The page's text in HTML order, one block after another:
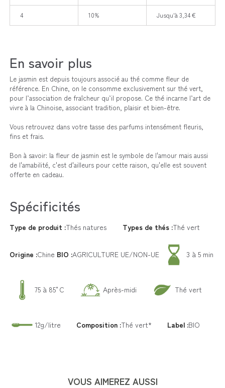
4 10% Jusqu'à 3,34 €
En savoir plus
Le jasmin est depuis toujours associé au thé comme fleur de
référence. En Chine, on le consomme exclusivement sur thé vert,
pour l’association de fraîcheur qu’il propose. Ce thé incarne l’art de
vivre à la Chinoise, associant tradition, plaisir et bien-être.
Vous retrouvez dans votre tasse des parfums intensément fleuris,
fins et frais.
Bon à savoir: la fleur de jasmin est le symbole de l'amour mais aussi
de l'amabilité, c'est d'ailleurs pour cette raison, qu'elle est souvent
offerte en cadeau.
Spécificités
Type de produit :Thés natures Types de thés :Thé vert
Origine :Chine BIO :AGRICULTURE UE/NON-UE 3 à 5 min
75 à 85°C Après-midi Thé vert
12g/litre Composition :Thé vert* Label :BIO
VOUS AIMEREZ AUSSI